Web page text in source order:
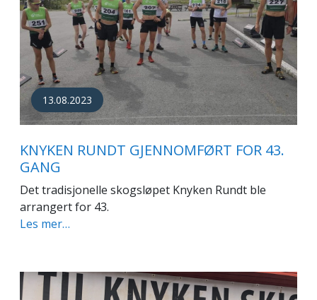
13.08.2023
KNYKEN RUNDT GJENNOMFØRT FOR 43.
GANG
Det tradisjonelle skogsløpet Knyken Rundt ble
arrangert for 43.
Les mer…